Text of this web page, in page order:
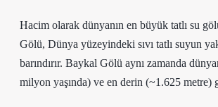
Hacim olarak dünyanın en büyük tatlı su
Gölü, Dünya yüzeyindeki sıvı tatlı suyun
barındırır. Baykal Gölü aynı zamanda
milyon yaşında) ve en derin (~1.625 metre)